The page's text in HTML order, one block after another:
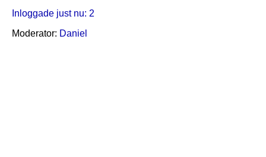
Inloggade just nu: 2
Moderator: Daniel